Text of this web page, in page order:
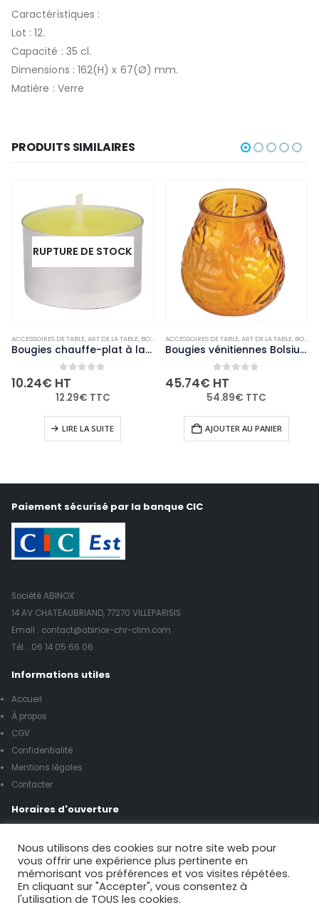
Caractéristiques :
Lot : 12.
Capacité : 35 cl.
Dimensions : 162(H) x 67(Ø) mm.
Matière : Verre
PRODUITS SIMILAIRES
,NON-PALETTISABLE
RUPTURE DE STOCK
ACCESSOIRES DE TABLE,ART DE LA TABLE, BOUGIES ET PHOTOPHORES ,NON-PALETTISABLE
Bougies chauffe-plat à la citronnelle Eazyzap (lot de 50)
0out of 5
10.24€ HT
12.29€ TTC
LIRE LA SUITE
ACCESSOIRES DE TABLE,ART DE LA TABLE, BOUGIES ET PHOTOPHORES
Bougies vénitiennes Bolsius Low Boy ambre (Lot de 12)
0out of 5
45.74€ HT
54.89€ TTC
AJOUTER AU PANIER
Paiement sécurisé par la banque CIC
Société ABINOX
14 AV CHATEAUBRIAND, 77270 VILLEPARISIS
Email : contact@abinox-chr-clim.com
Tél. : 06 14 05 66 06
Informations utiles
Accueil
À propos
CGV
Confidentialité
Mentions légales
Contacter
Horaires d'ouverture
Samedi de 9h00 à 12h00
Nous utilisons des cookies sur notre site web pour
vous offrir une expérience plus pertinente en
mémorisant vos préférences et vos visites répétées.
En cliquant sur "Accepter", vous consentez à
l'utilisation de TOUS les cookies.